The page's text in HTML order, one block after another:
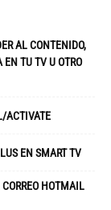
AL CONTENIDO,
EN TU TV U OTRO
ACTIVATE
EN SMART TV
HOTMAIL